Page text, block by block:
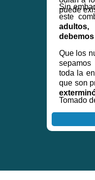
puede
Sin
este
Que los
sepamos
toda la
que son
Tomado